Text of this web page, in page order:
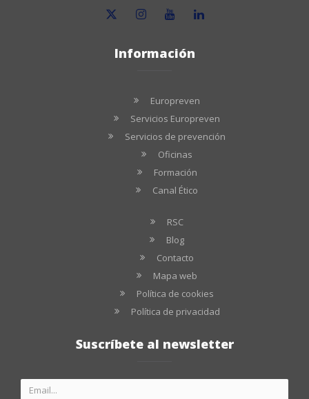
Información
Europreven
Servicios Europreven
Servicios de prevención
Oficinas
Formación
Canal Ético
RSC
Blog
Contacto
Mapa web
Política de cookies
Política de privacidad
Suscríbete al newsletter